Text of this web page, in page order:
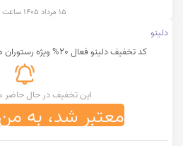
۱۵ مرداد ۱۴۰۵ ساعت ۰۷:۰۱
دلینو
کد تخفیف دلینو فعال 20% ویژه رستوران های جیلیز و ویلیز و کته دیگ
این تخفیف در حال حاضر
معتبر شد، به